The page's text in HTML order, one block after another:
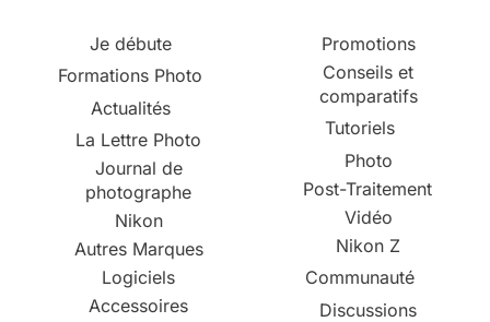
Je débute
Formations Photo
Actualités
La Lettre Photo
Journal de
photographe
Nikon
Autres Marques
Logiciels
Accessoires
Promotions
Conseils et
comparatifs
Tutoriels
Photo
Post-Traitement
Vidéo
Nikon Z
Communauté
Discussions